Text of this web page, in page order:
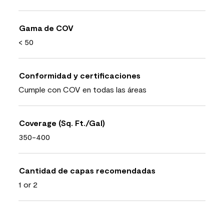
Gama de COV
< 50
Conformidad y certificaciones
Cumple con COV en todas las áreas
Coverage (Sq. Ft./Gal)
350-400
Cantidad de capas recomendadas
1 or 2